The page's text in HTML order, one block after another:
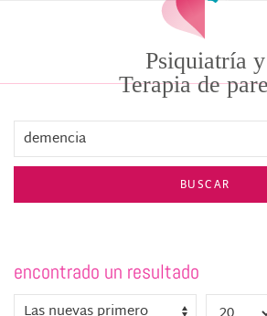
Skip to main contentPsiquiatría y
Terapia de
BUSCAR
encontrado un resultado